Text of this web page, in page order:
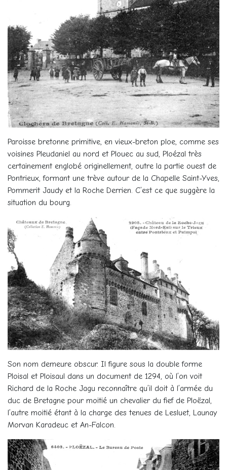
Paroisse bretonne primitive, en vieux-breton ploe, comme ses
voisines Pleudaniel au nord et Plouec au sud, Ploézal très
certainement englobé originellement, outre la partie ouest de
Pontrieux, formant une trève autour de la Chapelle Saint-Yves,
Pommerit Jaudy et la Roche Derrien. C’est ce que suggère la
situation du bourg.
Son nom demeure obscur. Il figure sous la double forme
Ploisal et Ploisaul dans un document de 1294, où l’on voit
Richard de la Roche Jagu reconnaître qu’il doit à l’armée du
duc de Bretagne pour moitié un chevalier du fief de Ploëzal,
l’autre moitié étant à la charge des tenues de Lesluet, Launay
Morvan Karadeuc et An-Falcon.